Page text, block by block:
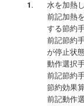
水を加熱
前記加熱
する節約
前記節約
が停止状
動作選択
前記節約
節約効果
前記動作